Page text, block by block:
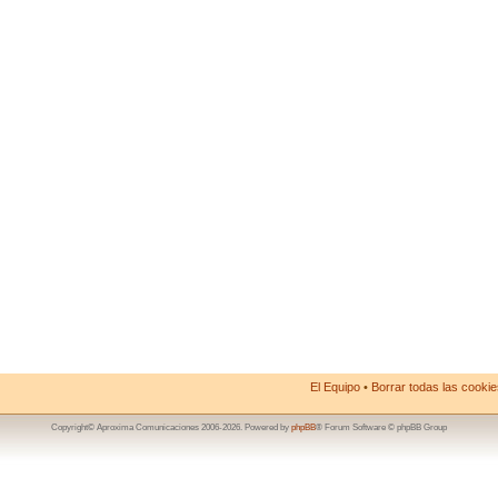
El Equipo • Borrar todas las
Copyright© Aproxima Comunicaciones 2006-2026. Powered by phpBB® Forum Software © phpBB Group